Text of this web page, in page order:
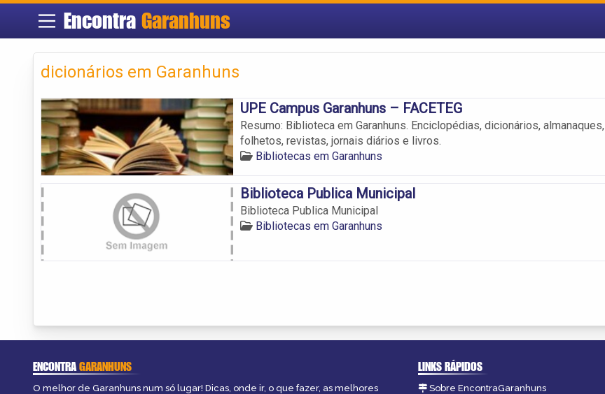
Encontra Garanhuns
dicionários em Garanhuns
UPE Campus Garanhuns – FACETEG
Resumo: Biblioteca em Garanhuns. Enciclopédias, dicionários, almanaques,
folhetos, revistas, jornais diários e livros.
Bibliotecas em Garanhuns
Biblioteca Publica Municipal
Biblioteca Publica Municipal
Bibliotecas em Garanhuns
ENCONTRAGARANHUNS
O melhor de Garanhuns num só lugar! Dicas, onde ir, o que fazer, as melhores
LINKS RÁPIDOS
Sobre EncontraGaranhuns